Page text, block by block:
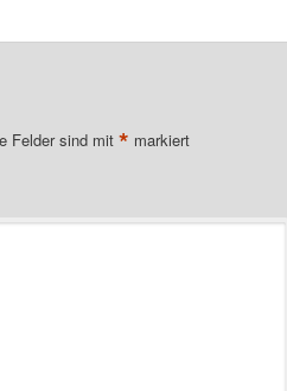
Felder sind mit * markiert